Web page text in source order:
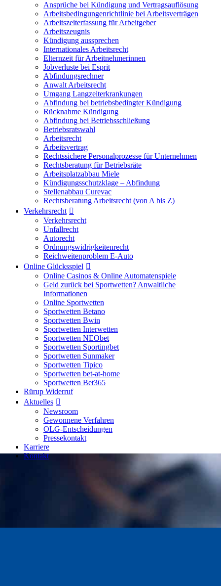
Ansprüche bei Kündigung und Vertragsauflösung
Arbeitsbedingungenrichtlinie bei Arbeitsverträgen
Arbeitszeiterfassung für Arbeitgeber
Arbeitszeugnis
Kündigung aussprechen
Internationales Arbeitsrecht
Elternzeit für Arbeitnehmerinnen
Jobverluste bei Esprit
Abfindungsrechner
Anwalt Arbeitsrecht
Umgang Langzeiterkrankungen
Abfindung bei betriebsbedingter Kündigung
Rücknahme Kündigung
Abfindung bei Betriebsschließung
Betriebsratswahl
Arbeitsrecht
Arbeitsvertrag
Rechtssichere Personalprozesse für Unternehmen
Rechtsberatung für Betriebsräte
Arbeitsplatzabbau Miele
Kündigungsschutzklage – Abfindung
Stellenabbau Curevac
Rechtsberatung Arbeitsrecht (von A bis Z)
Verkehrsrecht
Verkehrsrecht
Unfallrecht
Autorecht
Ordnungswidrigkeitenrecht
Reichweitenproblem E-Auto
Online Glücksspiel
Online Casinos & Online Automatenspiele
Geld zurück bei Sportwetten? Anwaltliche
Informationen
Online Sportwetten
Sportwetten Betano
Sportwetten Bwin
Sportwetten Interwetten
Sportwetten NEObet
Sportwetten Sportingbet
Sportwetten Sunmaker
Sportwetten Tipico
Sportwetten bet-at-home
Sportwetten Bet365
Rürup Widerruf
Aktuelles
Newsroom
Gewonnene Verfahren
OLG-Entscheidungen
Pressekontakt
Karriere
Kontakt